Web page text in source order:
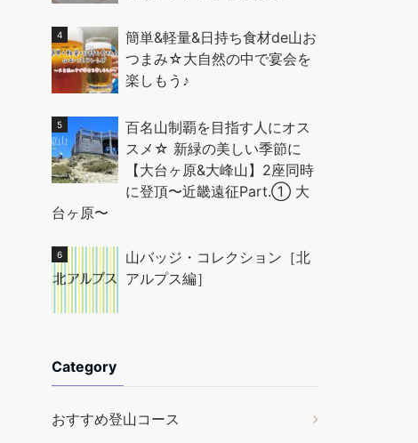
簡単&軽量&日持ち食材de山お
つまみ☆大自然の中で宴会を
楽しもう♪
百名山制覇を目指す人にオス
スメ☆ 新緑の美しい季節に
【大台ヶ原&大峰山】2座同時
に登頂〜近畿遠征Part.① 大
台ヶ原〜
山バッジ・コレクション［北
アルプス編］
Category
おすすめ登山コース